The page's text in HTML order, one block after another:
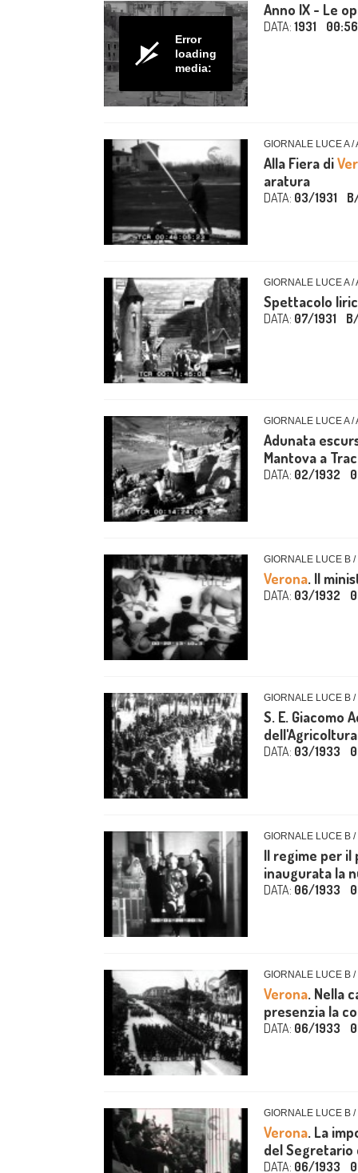
Error
loading
media:
Anno IX - Le
DATA: 1931
GIORNALE LUCE A /
Alla Fiera di
aratura
DATA: 03/1931
GIORNALE LUCE A /
Spettacolo
DATA: 07/1931
GIORNALE LUCE A /
Adunata
Mantova a
DATA: 02/1932
GIORNALE LUCE B
Verona. Il
DATA: 03/1932
GIORNALE LUCE B
S. E. Giacomo
DATA: 03/1933
GIORNALE LUCE B
Il regime per il
inaugurata la
DATA: 06/1933
GIORNALE LUCE B
Verona. Nella
presenzia la
DATA: 06/1933
GIORNALE LUCE B
Verona. La
del Segretario
DATA: 06/1933